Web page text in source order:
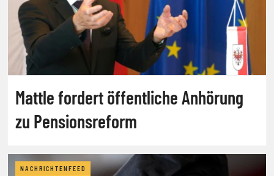
Mattle fordert öffentliche Anhörung
zu Pensionsreform
NACHRICHTENFEED